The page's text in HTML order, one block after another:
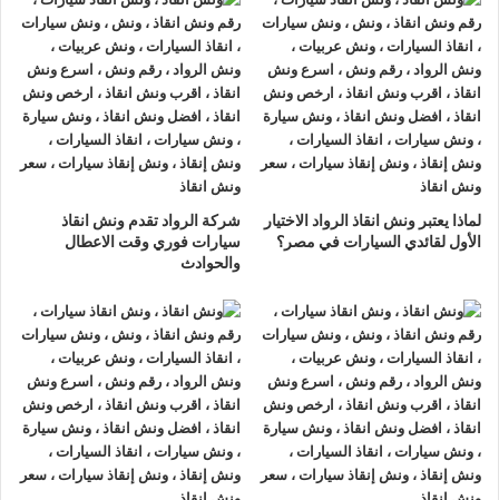
عاما ومتخصصون في أنقاذ ورفع السيارات وخدمات الإنقاذ السريع
ولدينا اسطول
سيارات إنقاذ
منتشرة في الدراسة و جميع انحاء
الجمهورية لإنقاذ و رفع السيارات المعطلة و سيارات الحوادث.
تتميز خدمةإنقاذ السياراتمن شركة الرواد
لإنقاذ و رفع السيارات بالأتي :
نتعهد بوصول ونش الانقاذ بسرعة إلى موقعك
في الدراسة
خلال 10 دقائق بحد اقصي.
يمكنك الاتصال بنا أو ارسال موقعك علي
بريد إلكتروني إلى أحد ممثلينا الموجودين لارسال أقرب ونش
انقاذاليك في أي وقت.
ونش انقاذ سياراتالرواد مؤمن بالكامل حتي لا يسب اي تلف
اجزاء سياراتك.
لدينا افضل ونش انقاذ سياراتواسرع ونش انقاذ سياراتو
اقرب ونش انقاذ سيارات
كما نقدم خدمةانقاذ سياراتباقل
سعر بدون رسوم اضافية و بدون اكراميات.
لماذا يعتبر ونش انقاذ الرواد الاختيار
الأول لقائدي السيارات في مصر؟
شركة الرواد تقدم ونش انقاذ
سيارات فوري وقت الاعطال
والحوادث